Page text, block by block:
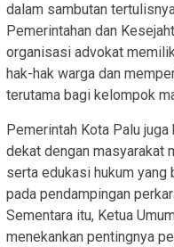
dalam sambutan
Pemerintahan dan
organisasi advokat
hak-hak warga dan
terutama bagi kelompok
Pemerintah Kota Palu
dekat dengan masyarakat
serta edukasi hukum yang
pada pendampingan
Sementara itu, Ketua
menekankan pentingnya